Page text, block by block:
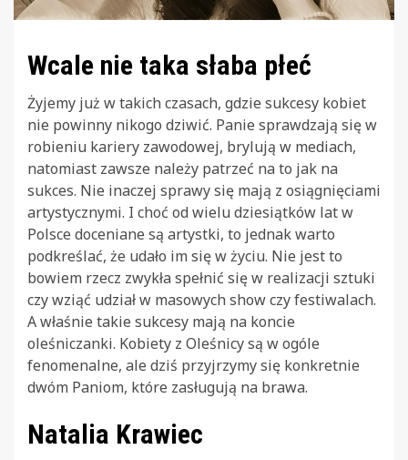
Wcale nie taka słaba płeć
Żyjemy już w takich czasach, gdzie sukcesy kobiet
nie powinny nikogo dziwić. Panie sprawdzają się w
robieniu kariery zawodowej, brylują w mediach,
natomiast zawsze należy patrzeć na to jak na
sukces. Nie inaczej sprawy się mają z osiągnięciami
artystycznymi. I choć od wielu dziesiątków lat w
Polsce doceniane są artystki, to jednak warto
podkreślać, że udało im się w życiu. Nie jest to
bowiem rzecz zwykła spełnić się w realizacji sztuki
czy wziąć udział w masowych show czy festiwalach.
A właśnie takie sukcesy mają na koncie
oleśniczanki. Kobiety z Oleśnicy są w ogóle
fenomenalne, ale dziś przyjrzymy się konkretnie
dwóm Paniom, które zasługują na brawa.
Natalia Krawiec